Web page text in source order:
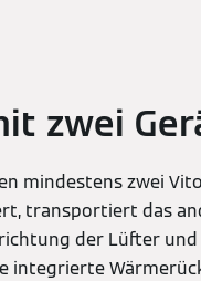
zwei
mindestens zwei
transportiert das
der Lüfter
integrierte